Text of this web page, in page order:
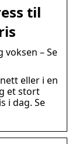
til
– Se
eller i en
et stort
i dag. Se